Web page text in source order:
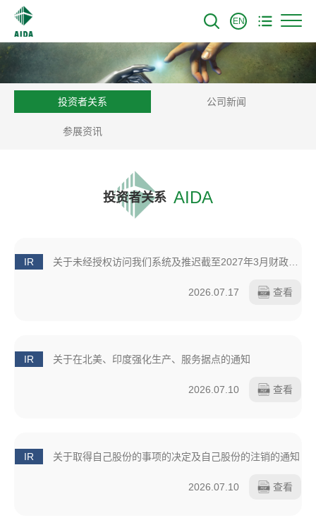
EN
投资者关系 公司新闻
参展资讯
投资者关系 AIDA
IR 关于未经授权访问我们系统及推迟截至2027年3月财政年度第一季度财务业绩公告的通知
2026.07.17 查看
IR 关于在北美、印度强化生产、服务据点的通知
2026.07.10 查看
IR 关于取得自己股份的事项的决定及自己股份的注销的通知
2026.07.10 查看